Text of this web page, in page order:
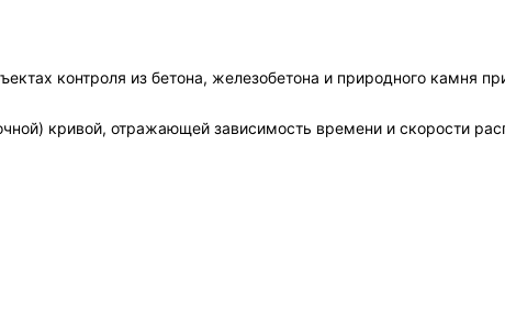
контроля из бетона, железобетона и природного камня
кривой, отражающей зависимость времени и скорости